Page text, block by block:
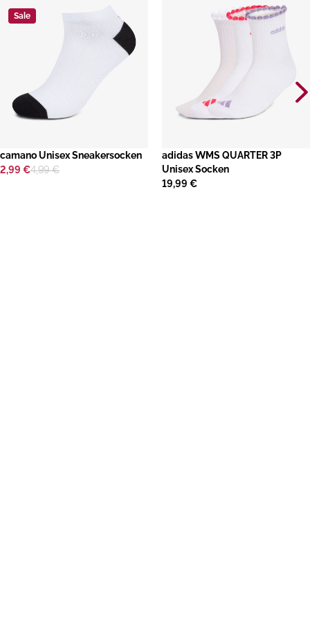
Sale
camano Unisex Sneakersocken
2,99 €4,99 €
adidas WMS QUARTER 3P
Unisex Socken
19,99 €